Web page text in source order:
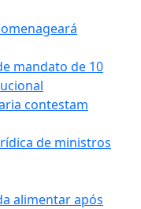
mandato de 10
contestam
de ministros
alimentar após